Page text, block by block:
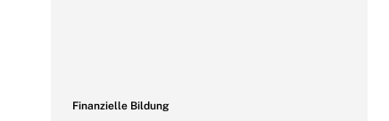
Finanzielle Bildung